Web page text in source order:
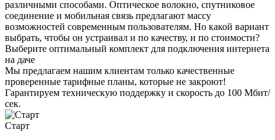
различными способами. Оптическое волокно, спутниковое
соединение и мобильная связь предлагают массу
возможностей современным пользователям. Но какой вариант
выбрать, чтобы он устраивал и по качеству, и по стоимости?
Выберите оптимальный комплект для подключения интернета
на даче
Мы предлагаем нашим клиентам только качественные
проверенные тарифные планы, которые не закроют!
Гарантируем техническую поддержку и скорость до 100 Мбит/
сек.
Старт